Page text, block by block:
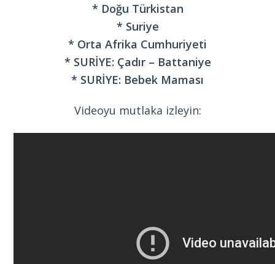
* Doğu Türkistan
* Suriye
* Orta Afrika Cumhuriyeti
* SURİYE: Çadır – Battaniye
* SURİYE: Bebek Maması
Videoyu mutlaka izleyin: